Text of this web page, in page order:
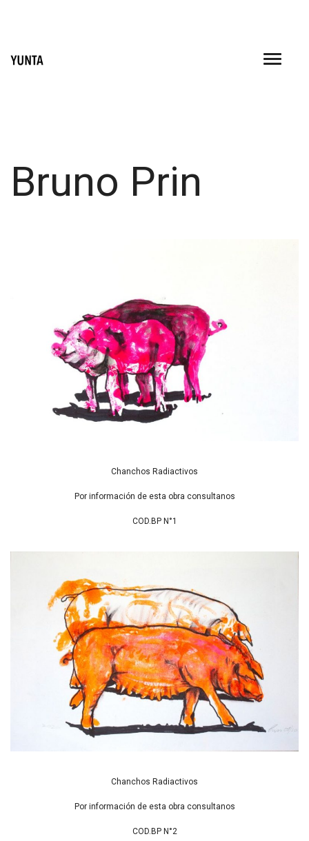
Bruno Prin
Chanchos Radiactivos
Por información de esta obra consultanos
COD.BP N°1
Chanchos Radiactivos
Por información de esta obra consultanos
COD.BP N°2